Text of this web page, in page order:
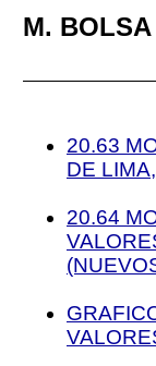
M.
20.63
DE
20.64